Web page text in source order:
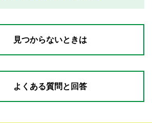
見つからないときは
よくある質問と回答